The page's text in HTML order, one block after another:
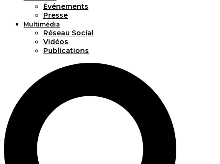
Événements
Presse
Multimédia
Réseau Social
Vidéos
Publications